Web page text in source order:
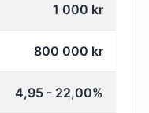
1 000 kr
800 000 kr
4,95 - 22,00%